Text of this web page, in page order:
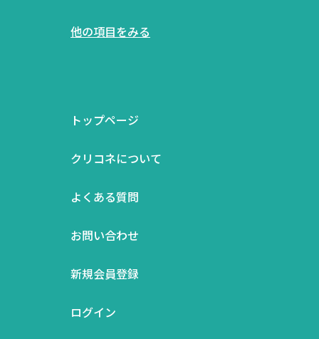
他の項目をみる
トップページ
クリコネについて
よくある質問
お問い合わせ
新規会員登録
ログイン